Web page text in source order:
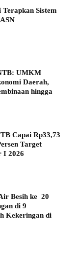
Terapkan Sistem
UMKM
Daerah,
hingga
Capai Rp33,73
Target
I 2026
Besih ke 20
di 9
Kekeringan di